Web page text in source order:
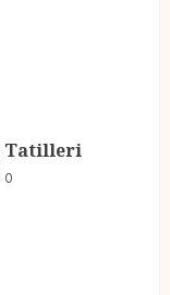
Tatilleri
0